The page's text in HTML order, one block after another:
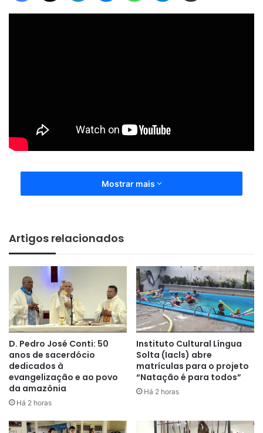
Mostrar mais
Artigos relacionados
D. Pedro José Conti: 50
anos de sacerdócio
dedicados à
evangelização e ao povo
da amazônia
Há 2 horas
Instituto Cultural Língua
Solta (Iacls) abre
matrículas para o projeto
“Natação é para todos”
Há 2 horas